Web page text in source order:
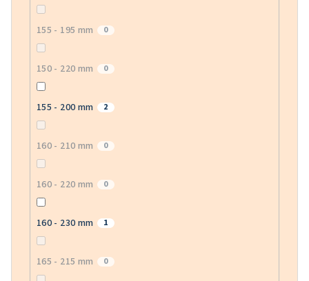
155 - 195 mm 0
150 - 220 mm 0
155 - 200 mm 2
160 - 210 mm 0
160 - 220 mm 0
160 - 230 mm 1
165 - 215 mm 0